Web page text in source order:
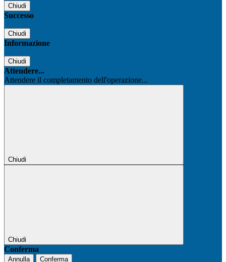
Chiudi
Successo
Chiudi
Informazione
Chiudi
Attendere...
Attendere il completamento dell'operazione...
Chiudi
Chiudi
Conferma
Annulla Conferma